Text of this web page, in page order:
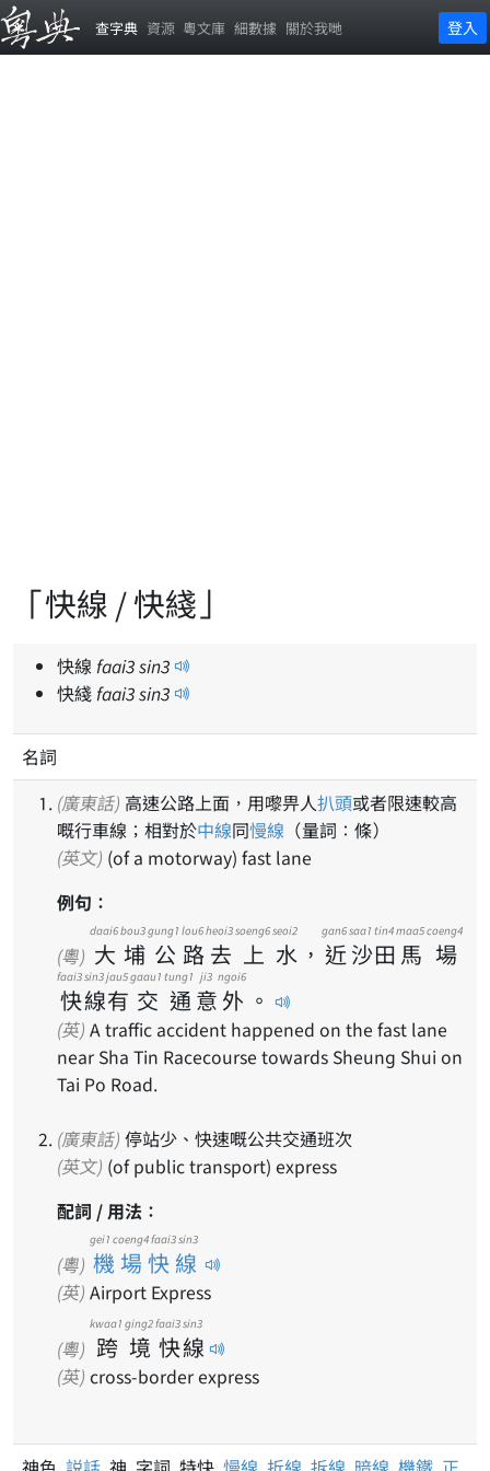
查字典 資源 粵文庫 細數據 關於我哋 登入
「快線 / 快綫」
快線faai3sin3
快綫faai3sin3
名詞
(廣東話) 高速公路上面，用嚟畀人扒頭或者限速較高
嘅行車線；相對於中線同慢線 （量詞：條）
(英文) (of a motorway) fast lane
例句：
(粵) 大
daai6
埔
bou3
公
gung1
路
lou6
去
heoi3
上
soeng6
水
seoi2
， 近
gan6
沙
saa1
田
tin4
馬
maa5
場
coeng4
快
faai3
線
sin3
有
jau5
交
gaau1
通
tung1
意
ji3
外
ngoi6
。
(英) A traffic accident happened on the fast lane
near Sha Tin Racecourse towards Sheung Shui on
Tai Po Road.
(廣東話) 停站少、快速嘅公共交通班次
(英文) (of public transport) express
配詞 / 用法：
(粵) 機場快線
gei1 coeng4 faai3 sin3
(英) Airport Express
(粵) 跨
kwaa1
境
ging2
快
faai3
線
sin3
(英) cross-border express